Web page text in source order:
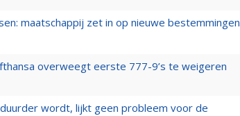
maatschappij zet in op nieuwe bestemmingen
overweegt eerste 777-9’s te weigeren
wordt, lijkt geen probleem voor de